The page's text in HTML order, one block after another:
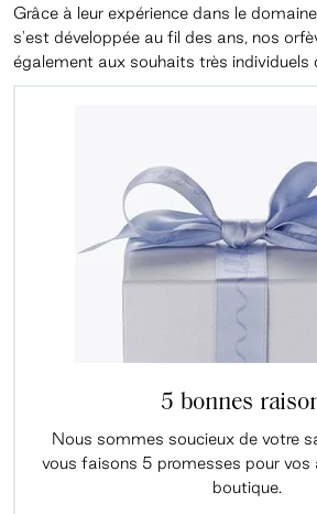
Grâce à leur expérience dans le
s'est développée au fil des ans, nos
également aux souhaits très individuels
5 bonnes
Nous sommes soucieux de votre
vous faisons 5 promesses pour vos
boutique.